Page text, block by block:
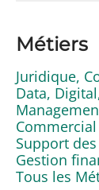
Métiers
Juridique,
Data,
Support
Gestion
Tous les